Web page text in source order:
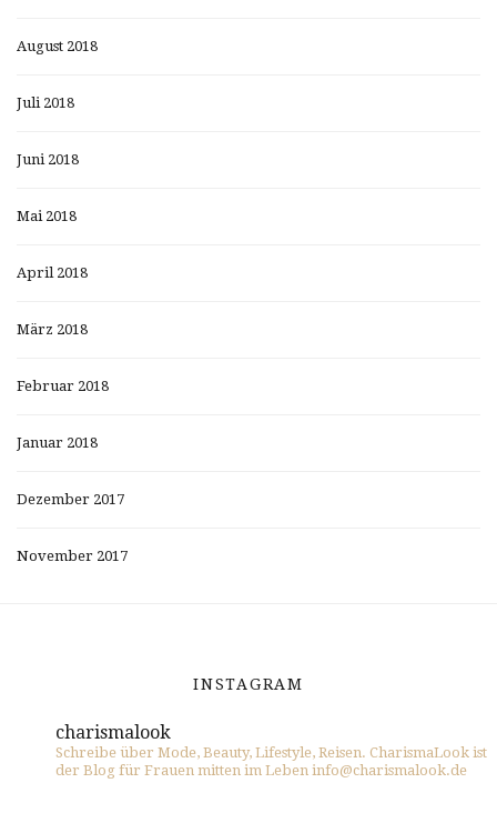
August 2018
Juli 2018
Juni 2018
Mai 2018
April 2018
März 2018
Februar 2018
Januar 2018
Dezember 2017
November 2017
INSTAGRAM
charismalook
Schreibe über Mode, Beauty, Lifestyle, Reisen. CharismaLook ist
der Blog für Frauen mitten im Leben info@charismalook.de